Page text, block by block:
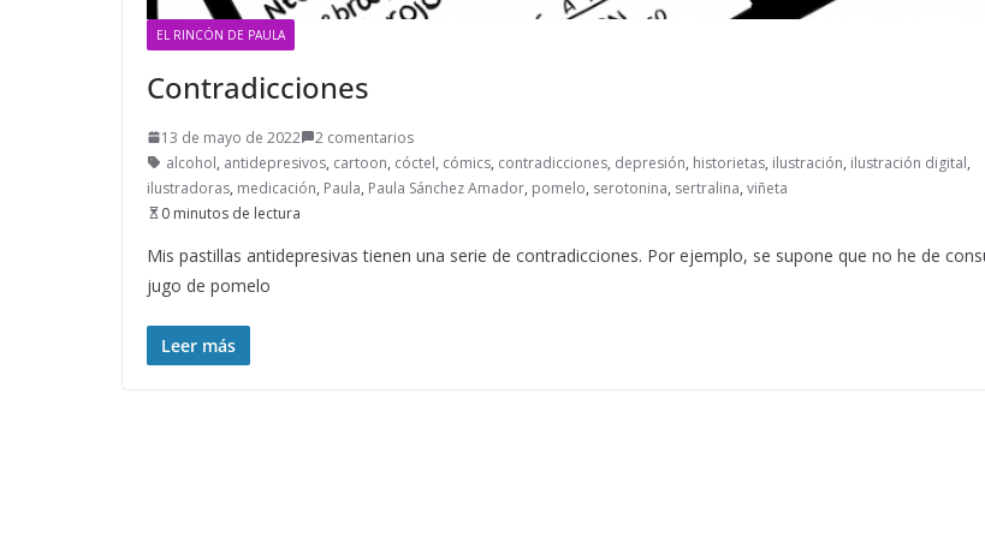
EL RINCÓN DE PAULA
Contradicciones
13 de mayo de 2022
2 comentarios
alcohol, antidepresivos, cartoon, cóctel, cómics, contradicciones, depresión, historietas, ilustración, ilustración digital,
ilustradoras, medicación, Paula, Paula Sánchez Amador, pomelo, serotonina, sertralina, viñeta
0 minutos de lectura
Mis pastillas antidepresivas tienen una serie de contradicciones. Por ejemplo, se supone que no he de
jugo de pomelo
Leer más